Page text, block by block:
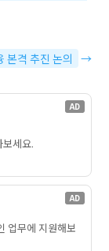
본격 추진 논의 →
AD
세요.
AD
업무에 지원해보